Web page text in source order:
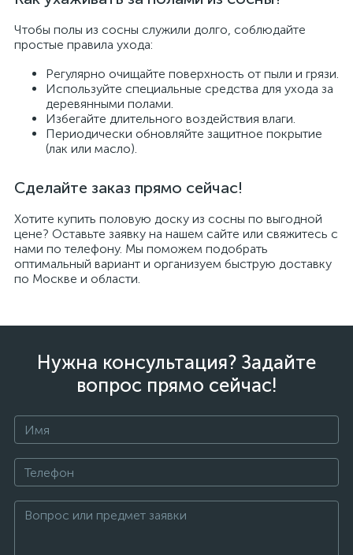
Чтобы полы из сосны служили долго, соблюдайте
простые правила ухода:
Регулярно очищайте поверхность от пыли и грязи.
Используйте специальные средства для ухода за
деревянными полами.
Избегайте длительного воздействия влаги.
Периодически обновляйте защитное покрытие
(лак или масло).
Сделайте заказ прямо сейчас!
Хотите купить половую доску из сосны по выгодной
цене? Оставьте заявку на нашем сайте или свяжитесь с
нами по телефону. Мы поможем подобрать
оптимальный вариант и организуем быструю доставку
по Москве и области.
Нужна консультация? Задайте
вопрос прямо сейчас!